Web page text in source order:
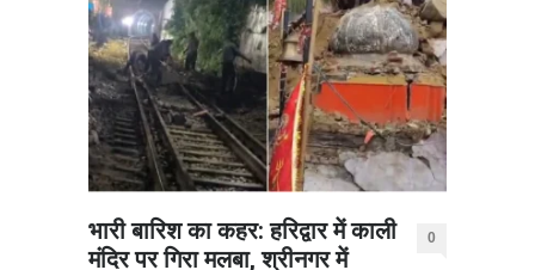
भारी बारिश का कहर: हरिद्वार में काली
मंदिर पर गिरा मलबा, श्रीनगर में
0